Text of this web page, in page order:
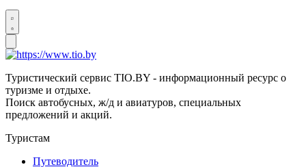
Туристический сервис TIO.BY - информационный ресурс о
туризме и отдыхе.
Поиск автобусных, ж/д и авиатуров, специальных
предложений и акций.
Туристам
Путеводитель